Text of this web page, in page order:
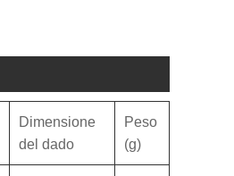
Dimensione
del dado
Peso
(g)